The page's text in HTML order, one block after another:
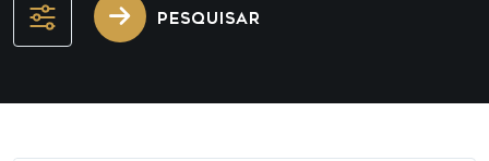
PESQUISAR